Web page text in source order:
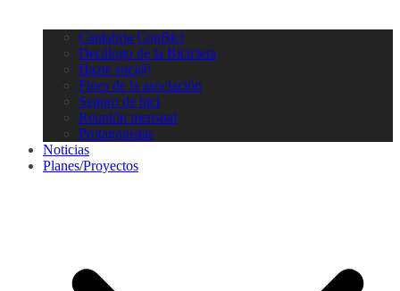
Cantabria ConBici
Decálogo de la Bicicleta
Hazte soci@
Fines de la asociación
Seguro de bici
Reunión mensual
Protagonistas
Noticias
Planes/Proyectos